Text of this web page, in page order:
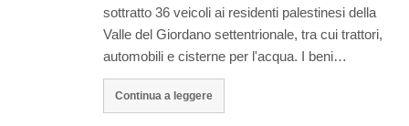
sottratto 36 veicoli ai residenti palestinesi della
Valle del Giordano settentrionale, tra cui trattori,
automobili e cisterne per l'acqua. I beni…
Continua a leggere